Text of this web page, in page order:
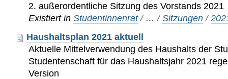
2. außerordentliche Sitzung des Vorstands 2021
Existiert in Studentinnenrat / …/Sitzungen /
Haushaltsplan 2021 aktuell
Aktuelle Mittelverwendung des Haushalts der
Studentenschaft für das Haushaltsjahr 2021
Version